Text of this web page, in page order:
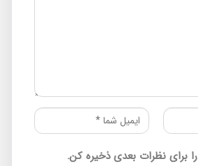
نظرات بعدی ذخیره کن.